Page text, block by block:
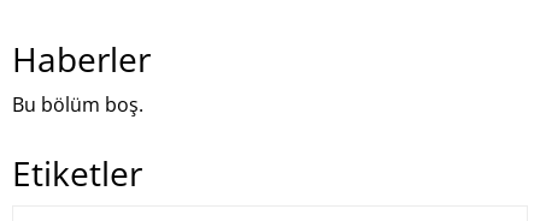
Haberler
Bu bölüm boş.
Etiketler